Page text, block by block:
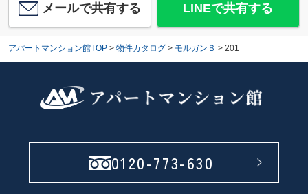
メールで共有する LINEで共有する
アパートマンション館TOP > 物件カタログ > モルガンＢ > 201
0120-773-630